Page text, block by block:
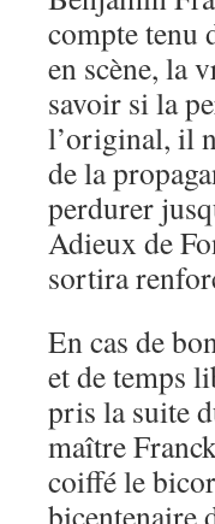
compte tenu
en scène, la
savoir si la
l’original, il
de la
perdurer
Adieux de
sortira
En cas de
et de temps
pris la suite
maître
coiffé le
bicentenaire